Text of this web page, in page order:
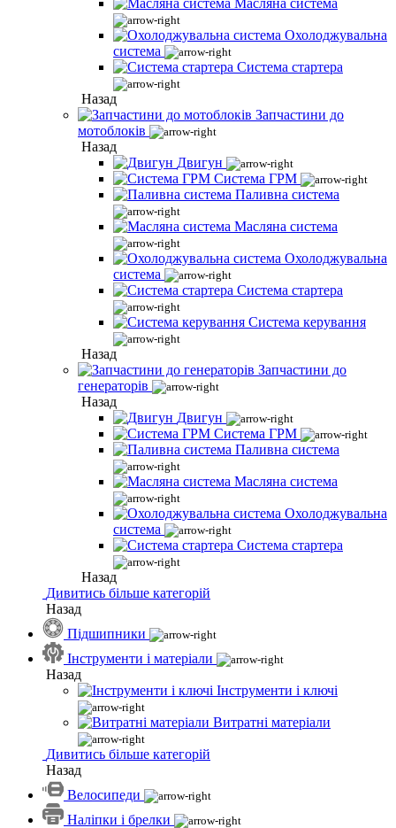
Масляна система
Охолоджувальна
система
Система стартера
Назад
Запчастини до
мотоблоків
Назад
Двигун
Система ГРМ
Паливна система
Масляна система
Охолоджувальна
система
Система стартера
Система керування
Назад
Запчастини до
генераторів
Назад
Двигун
Система ГРМ
Паливна система
Масляна система
Охолоджувальна
система
Система стартера
Назад
Дивитись більше категорій
Назад
Підшипники
Інструменти і матеріали
Назад
Інструменти і ключі
Витратні матеріали
Дивитись більше категорій
Назад
Велосипеди
Наліпки і брелки